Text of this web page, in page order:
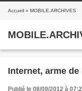
Accueil » MOBILE.ARCHIVES
Internet, arme
Publié le 08/09/2012 à